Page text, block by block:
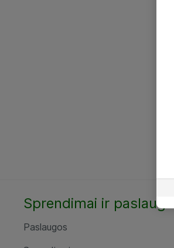
Sprendimai ir paslaugos
Paslaugos